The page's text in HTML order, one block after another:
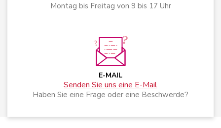
Montag bis Freitag von 9 bis 17 Uhr
E-MAIL
Senden Sie uns eine E-Mail
Haben Sie eine Frage oder eine Beschwerde?